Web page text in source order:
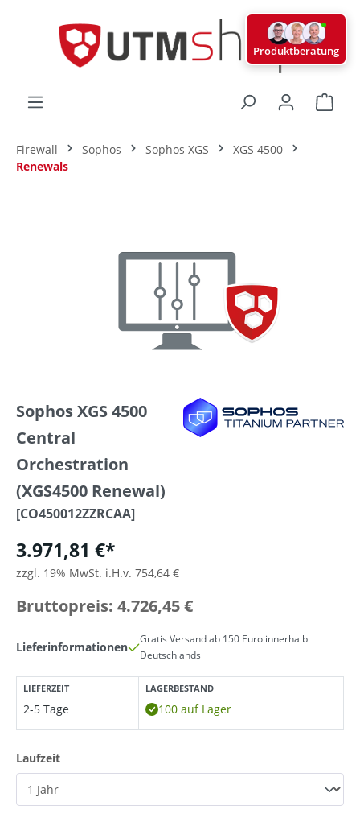
Firewall Sophos Sophos XGS
XGS 4500
Renewals
Sophos XGS 4500
Central
Orchestration
(XGS4500 Renewal)
[CO450012ZZRCAA]
3.971,81 €*
zzgl. 19% MwSt. i.H.v. 754,64 €
Bruttopreis: 4.726,45 €
Lieferinformationen
Gratis Versand ab 150 Euro innerhalb
Deutschlands
LIEFERZEIT
2-5 Tage
LAGERBESTAND
100 auf Lager
Laufzeitauswählen
Produktberatung